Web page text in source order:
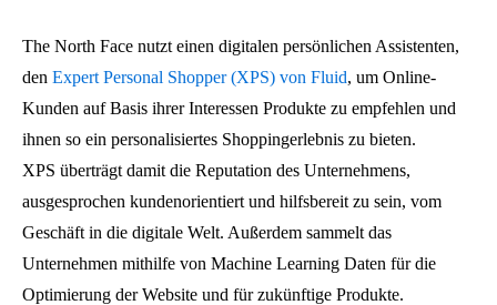
The North Face nutzt einen digitalen persönlichen Assistenten,
den Expert Personal Shopper (XPS) von Fluid, um Online-
Kunden auf Basis ihrer Interessen Produkte zu empfehlen und
ihnen so ein personalisiertes Shoppingerlebnis zu bieten.
XPS überträgt damit die Reputation des Unternehmens,
ausgesprochen kundenorientiert und hilfsbereit zu sein, vom
Geschäft in die digitale Welt. Außerdem sammelt das
Unternehmen mithilfe von Machine Learning Daten für die
Optimierung der Website und für zukünftige Produkte.